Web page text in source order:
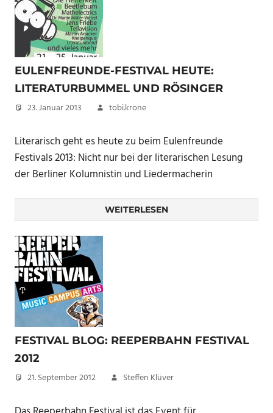
EULENFREUNDE-FESTIVAL HEUTE:
LITERATURBUMMEL UND RÖSINGER
23. Januar 2013 tobi.krone
Literarisch geht es heute zu beim Eulenfreunde
Festivals 2013: Nicht nur bei der literarischen Lesung
der Berliner Kolumnistin und Liedermacherin
WEITERLESEN
FESTIVAL BLOG: REEPERBAHN FESTIVAL
2012
21. September 2012 Steffen Klüver